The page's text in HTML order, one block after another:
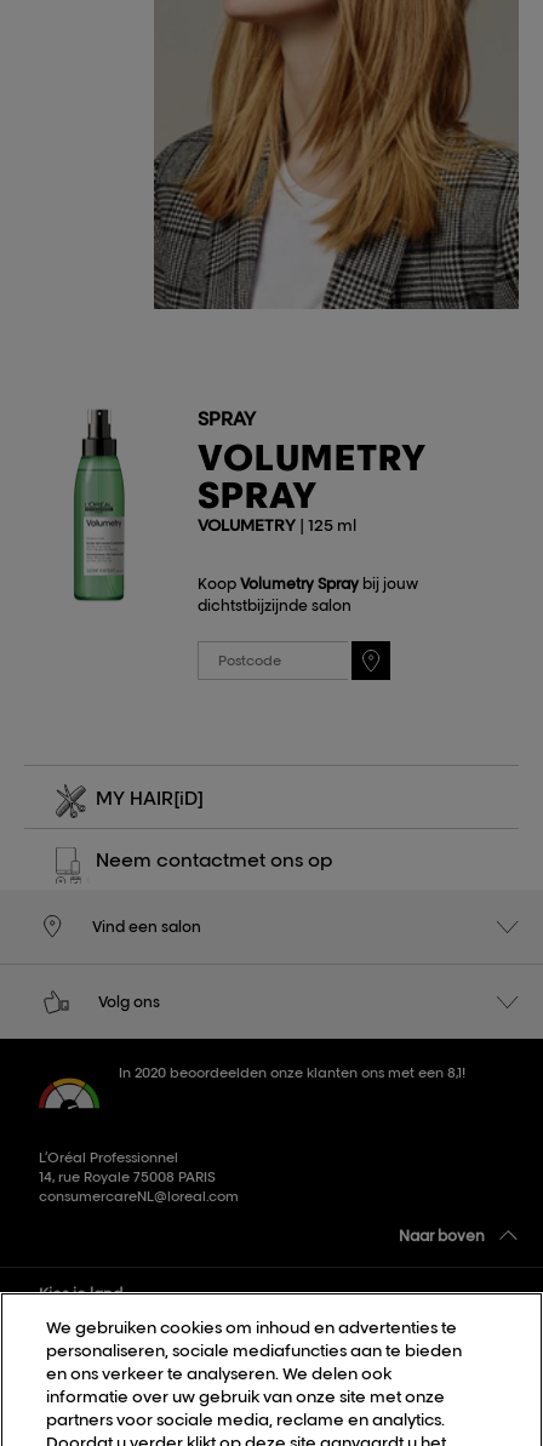
SPRAY
VOLUMETRY
SPRAY
VOLUMETRY| 125 ml
Koop Volumetry Spray bij jouw
dichtstbijzijnde salon
MY HAIR[iD]
Neem contactmet ons op
Vind een salon
Volg ons
In 2020 beoordeelden onze klanten ons met een 8,1!
L’Oréal Professionnel
14, rue Royale 75008 PARIS
consumercareNL@loreal.com
Naar boven
Kies je land
Sitemap
Algemene voorwaarden
Privacybeleid
We gebruiken cookies om inhoud en advertenties te
personaliseren, sociale mediafuncties aan te bieden
en ons verkeer te analyseren. We delen ook
informatie over uw gebruik van onze site met onze
partners voor sociale media, reclame en analytics.